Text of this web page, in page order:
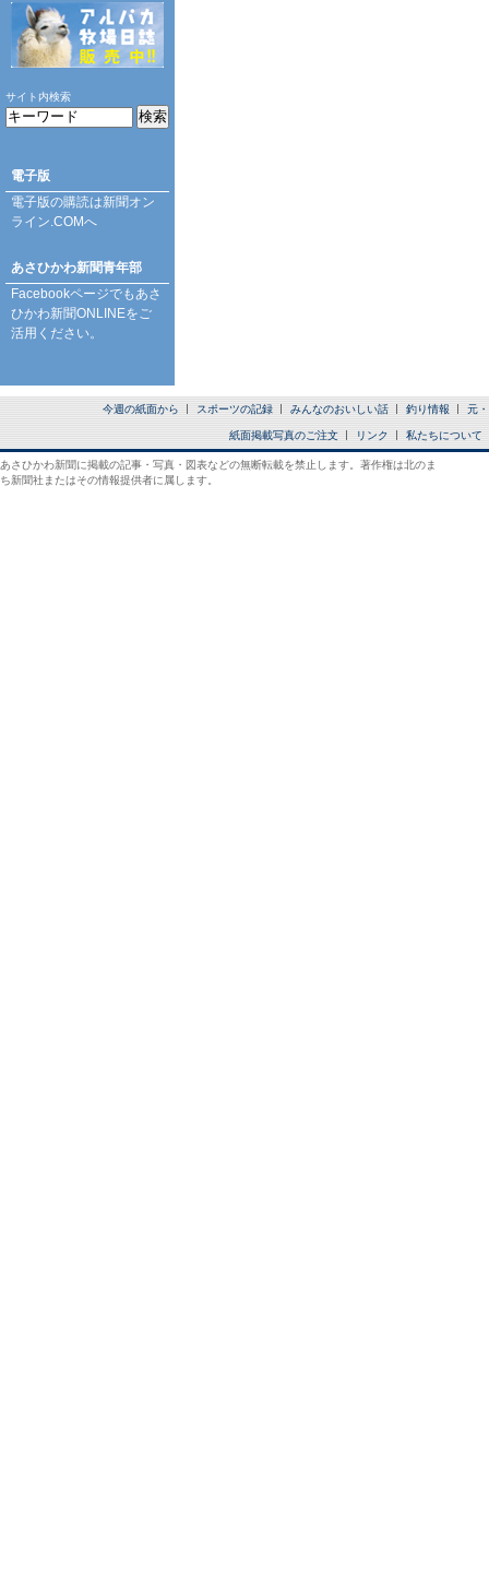
サイト内検索
電子版
電子版の購読は新聞オン
ライン.COMへ
あさひかわ新聞青年部
Facebookページでもあさ
ひかわ新聞ONLINEをご
活用ください。
今週の紙面から スポーツの記録 みんなのおいしい話 釣り情報 元
紙面掲載写真のご注文 リンク 私たちについて
あさひかわ新聞に掲載の記事・写真・図表などの無断転載を禁止します。著作権は北のま
ち新聞社またはその情報提供者に属します。